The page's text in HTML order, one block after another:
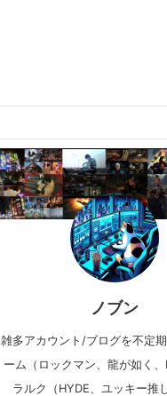
ノブン
雑多アカウント/ブログを不定
ーム（ロックマン、龍が如く、
ラルク（HYDE、ユッキー推